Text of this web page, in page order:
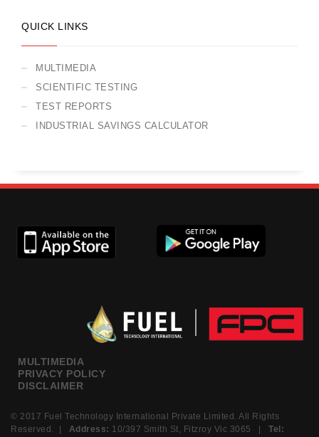
QUICK LINKS
MULTIMEDIA
SCIENTIFIC TESTING
TEST REPORTS
INDUSTRIAL SAVINGS CALCULATOR
MULTIMEDIA
PRIVACY POLICY
DISCLAIMER
© 2017 Fuel Technology International Private Limited. All Rights
Reserved. |
Address: 10/397 Smith St, Fitzroy Vic 3065 | Tel: